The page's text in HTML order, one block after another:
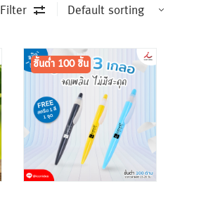
Filter
ขั้นต่ำ 100 ชิ้น
ขั้นต่ำ